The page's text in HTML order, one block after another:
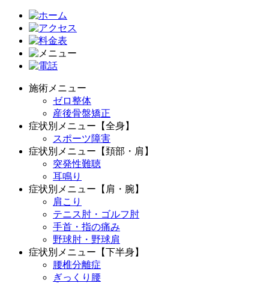
施術メニュー
ゼロ整体
産後骨盤矯正
症状別メニュー【全身】
スポーツ障害
症状別メニュー【頚部・肩】
突発性難聴
耳鳴り
症状別メニュー【肩・腕】
肩こり
テニス肘・ゴルフ肘
手首・指の痛み
野球肘・野球肩
症状別メニュー【下半身】
腰椎分離症
ぎっくり腰